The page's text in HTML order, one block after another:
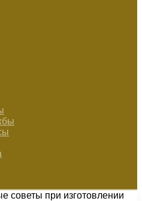
советы при изготовлении